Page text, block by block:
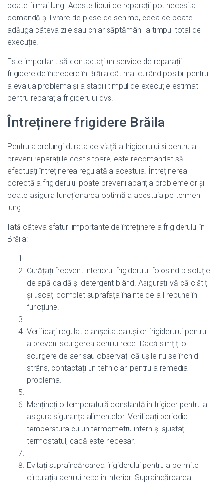
poate fi mai lung. Aceste tipuri de reparații pot necesita
comandă și livrare de piese de schimb, ceea ce poate
adăuga câteva zile sau chiar săptămâni la timpul total de
execuție.
Este important să contactați un service de reparații
frigidere de încredere în Brăila cât mai curând posibil pentru
a evalua problema și a stabili timpul de execuție estimat
pentru reparația frigiderului dvs.
Întreținere frigidere Brăila
Pentru a prelungi durata de viață a frigiderului și pentru a
preveni reparațiile costisitoare, este recomandat să
efectuați întreținerea regulată a acestuia. Întreținerea
corectă a frigiderului poate preveni apariția problemelor și
poate asigura funcționarea optimă a acestuia pe termen
lung.
Iată câteva sfaturi importante de întreținere a frigiderului în
Brăila:
Curățați frecvent interiorul frigiderului folosind o soluție
de apă caldă și detergent blând. Asigurați-vă că clătiți
și uscați complet suprafața înainte de a-l repune în
funcțiune.
Verificați regulat etanșeitatea ușilor frigiderului pentru
a preveni scurgerea aerului rece. Dacă simțiți o
scurgere de aer sau observați că ușile nu se închid
strâns, contactați un tehnician pentru a remedia
problema.
Mențineți o temperatură constantă în frigider pentru a
asigura siguranța alimentelor. Verificați periodic
temperatura cu un termometru intern și ajustați
termostatul, dacă este necesar.
Evitați supraîncărcarea frigiderului pentru a permite
circulația aerului rece în interior. Supraîncărcarea